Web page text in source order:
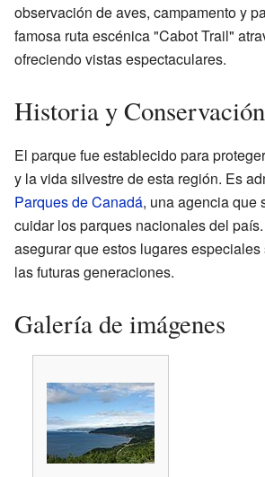
observación de aves, campamento y
famosa ruta escénica "Cabot Trail"
ofreciendo vistas espectaculares.
Historia y Conservación
El parque fue establecido para
y la vida silvestre de esta región. Es
Parques de Canadá, una agencia que
cuidar los parques nacionales del
asegurar que estos lugares
las futuras generaciones.
Galería de imágenes